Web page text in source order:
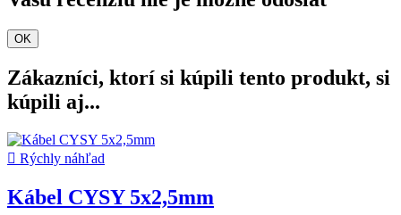
OK
Zákazníci, ktorí si kúpili tento produkt, si
kúpili aj...
 Rýchly náhľad
Kábel CYSY 5x2,5mm